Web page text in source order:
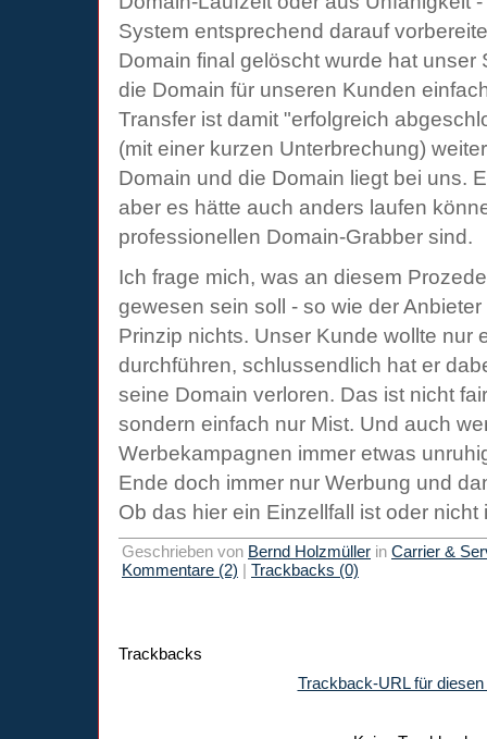
System entsprechend darauf
Domain final gelöscht wurde hat unser
die Domain für unseren Kunden
Transfer ist damit "erfolgreich
(mit einer kurzen Unterbrechung)
Domain und die Domain liegt bei uns.
aber es hätte auch anders laufen
professionellen Domain-Grabber sind.
Ich frage mich, was an diesem
gewesen sein soll - so wie der
Prinzip nichts. Unser Kunde wollte nur
durchführen, schlussendlich hat er
seine Domain verloren. Das ist nicht
sondern einfach nur Mist. Und auch
Werbekampagnen immer etwas
Ende doch immer nur Werbung und
Ob das hier ein Einzellfall ist oder nicht
Geschrieben von Bernd Holzmüller in Carrier &
Kommentare (2) | Trackbacks (0)
Trackbacks
Trackback-URL für diesen